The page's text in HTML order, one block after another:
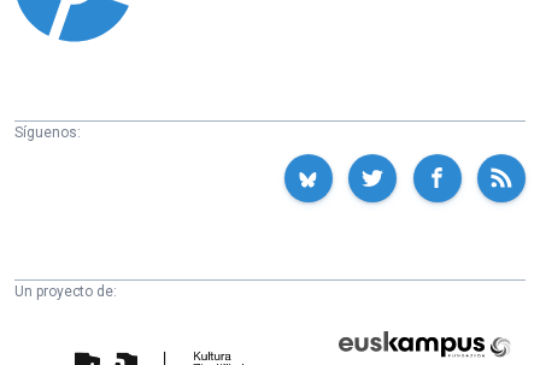
Síguenos:
Un proyecto de:
Fundazioa